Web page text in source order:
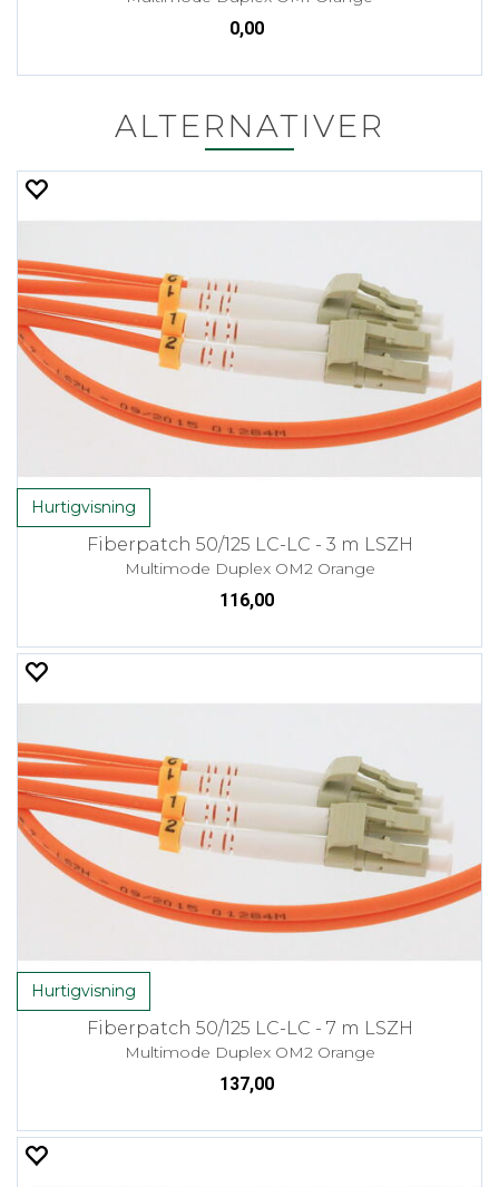
0,00
ALTERNATIVER
Hurtigvisning
Fiberpatch 50/125 LC-LC - 3 m LSZH
Multimode Duplex OM2 Orange
116,00
Hurtigvisning
Fiberpatch 50/125 LC-LC - 7 m LSZH
Multimode Duplex OM2 Orange
137,00